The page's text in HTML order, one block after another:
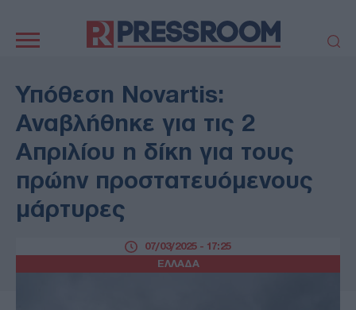
πλοήγηση
ΠΟΛΙΤΙΚΗ
ΤΟΥΡΚΙΑ
ΕΚΚΛΗΣΙΑ
ΑΜΥΝΑ
ΔΙΕΘΝΗ
ΚΥΠΡΟΣ
MEDIA
LIFESTYLE
SPORTS
ΤΕΧΝΟΛΟΓΙΑ
ΠΑΡΑΞΕΝΑ
ΖΩΔΙΑ
Υπόθεση Novartis:
Αναβλήθηκε για τις 2
Απριλίου η δίκη για τους
πρώην προστατευόμενους
μάρτυρες
ΕΛΛΑΔΑ
07/03/2025 - 17:25